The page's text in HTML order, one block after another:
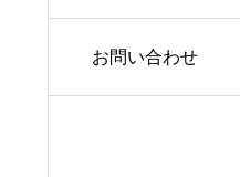
お問い合わせ